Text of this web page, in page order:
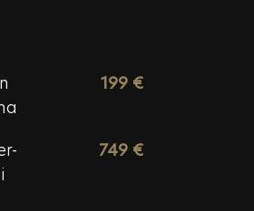
199 €
749 €